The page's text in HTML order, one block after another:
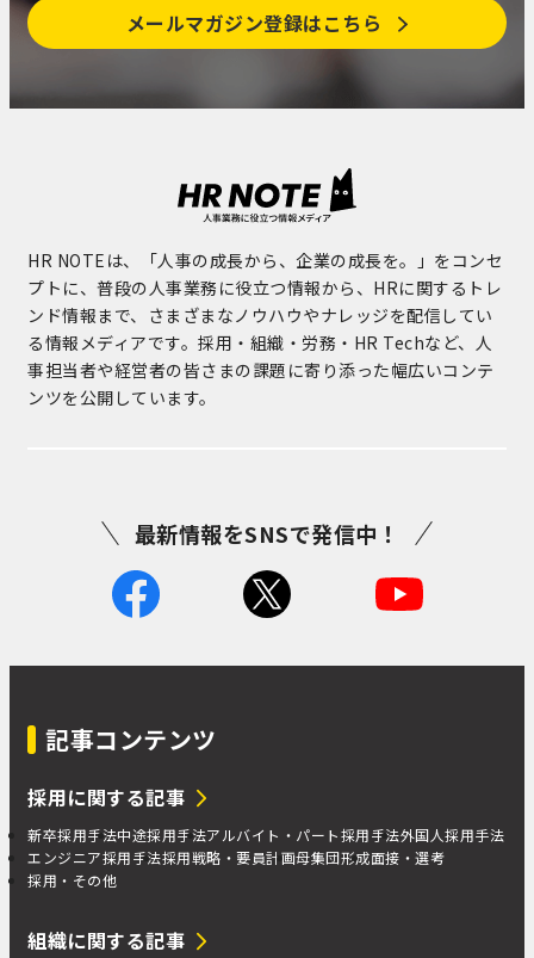
メールマガジン登録はこちら
HR NOTEは、「人事の成長から、企業の成長を。」をコンセ
プトに、普段の人事業務に役立つ情報から、HRに関するトレ
ンド情報まで、さまざまなノウハウやナレッジを配信してい
る情報メディアです。採用・組織・労務・HR Techなど、人
事担当者や経営者の皆さまの課題に寄り添った幅広いコンテ
ンツを公開しています。
最新情報をSNSで発信中！
記事コンテンツ
採用に関する記事
新卒採用手法中途採用手法アルバイト・パート採用手法外国人採用手法
エンジニア採用手法採用戦略・要員計画母集団形成面接・選考
採用・その他
組織に関する記事